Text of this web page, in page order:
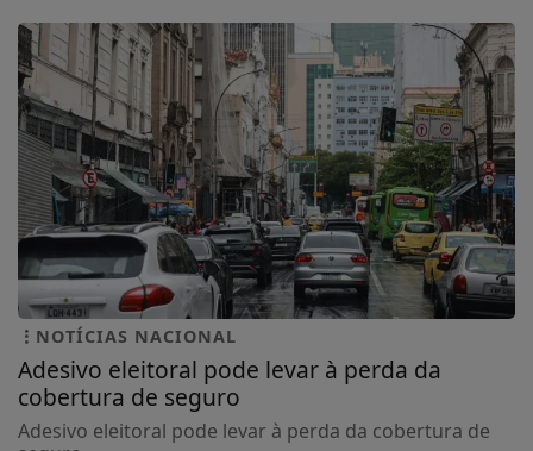
NOTÍCIAS NACIONAL
Adesivo eleitoral pode levar à perda da
cobertura de seguro
Adesivo eleitoral pode levar à perda da cobertura de